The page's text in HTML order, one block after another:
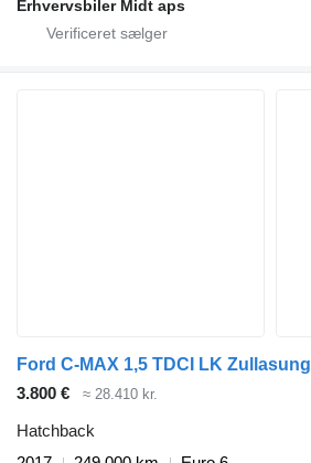
Erhvervsbiler Midt aps
Ford C-MAX 1,5 TDCI LK Zullasung
3.800 €
≈ 28.410 kr.
Hatchback